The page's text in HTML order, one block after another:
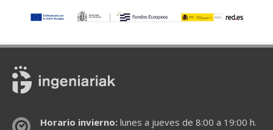
Horario invierno:lunes a jueves de 8:00 a 19:00 h.